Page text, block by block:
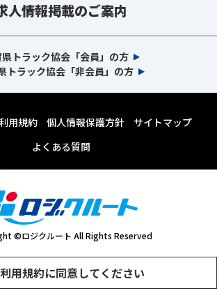
人情報掲載のご案内
トラック協会「会員」の方
トラック協会「非会員」の方
用規約 個人情報保護方針
サイトマップ
よくある質問
©ロジクルート All Rights Reserved
用規約に同意してください